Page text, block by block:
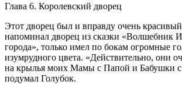
Глава 6. Королевский дворец
Этот дворец был и вправду очень
напоминал дворец из сказки «Волшебник
города», только имел по бокам огромные
изумрудного цвета. «Действительно, они
на крылья моих Мамы с Папой и Бабушки
подумал Голубок.